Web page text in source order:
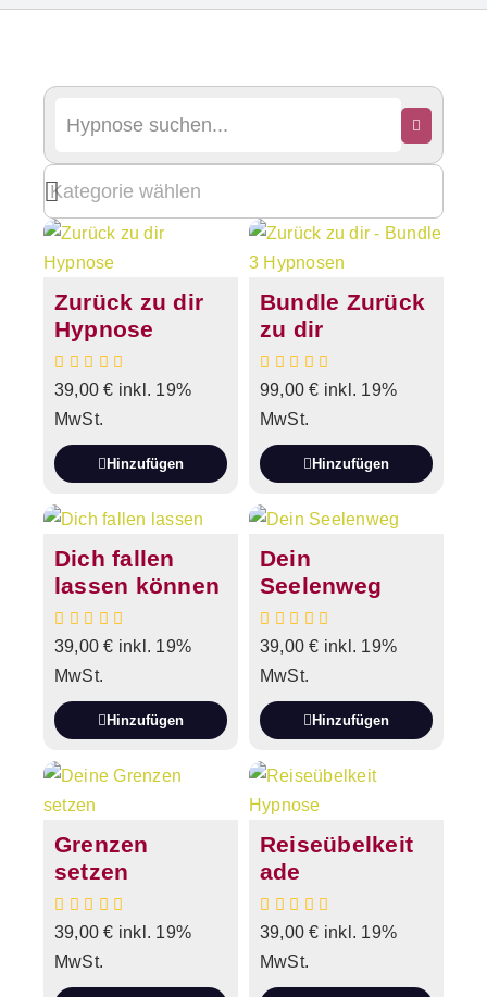
Zurück zu dir
Hypnose
39,00€ inkl. 19%
MwSt.
Hinzufügen
Bundle Zurück
zu dir
99,00€ inkl. 19%
MwSt.
Hinzufügen
Dich fallen
lassen können
39,00€ inkl. 19%
MwSt.
Hinzufügen
Dein
Seelenweg
39,00€ inkl. 19%
MwSt.
Hinzufügen
Grenzen
setzen
39,00€ inkl. 19%
MwSt.
Reiseübelkeit
ade
39,00€ inkl. 19%
MwSt.